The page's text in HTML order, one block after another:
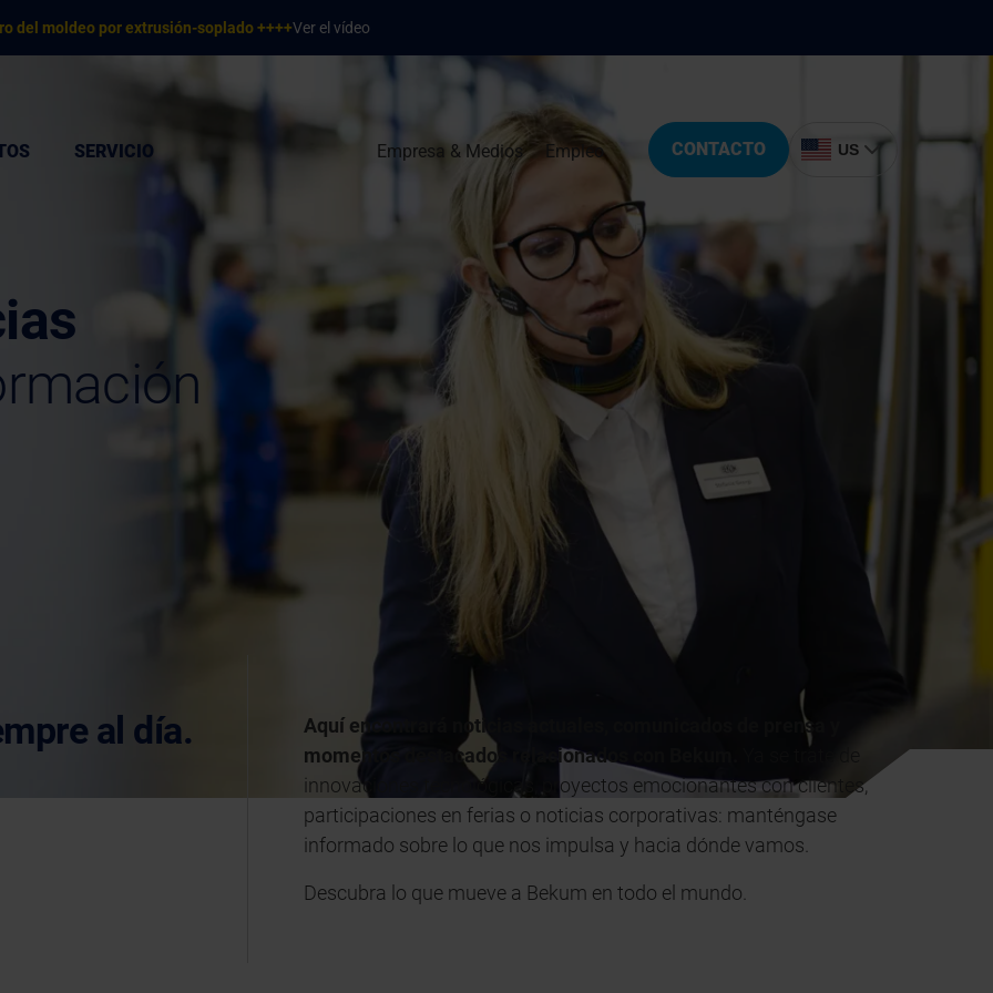
del moldeo por extrusión-soplado ++++Ver el vídeo
SERVICIO Empresa & Medios Empleo CONTACTO US
al día.
Aquí encontrará noticias actuales, comunicados de prensa y
momentos destacados relacionados con Bekum.
innovaciones tecnológicas, proyectos emocionantes con clientes,
participaciones en ferias o noticias corporativas: manténgase
informado sobre lo que nos impulsa y hacia dónde vamos.
Descubra lo que mueve a Bekum en todo el mundo.